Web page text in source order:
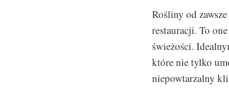
Rośliny od
restauracji. To
świeżości.
które nie tylko
niepowtarzalny